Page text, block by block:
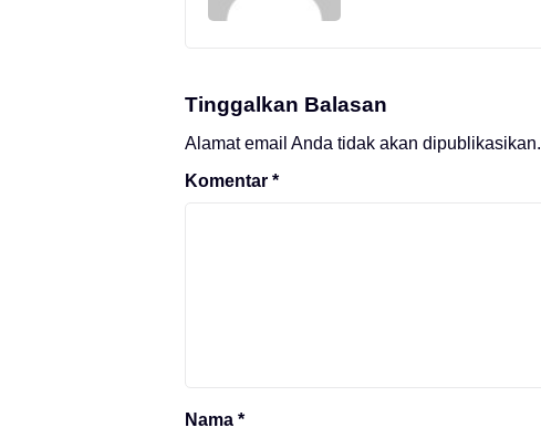
Tinggalkan Balasan
Alamat email Anda tidak akan dipublikasikan.
Komentar *
Nama *